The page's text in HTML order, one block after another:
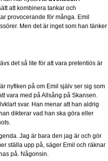
att kombinera tankar och
provocerande för många. Emil
Men det är inget som han tänker
det så lite för att vara pretentiös är
nyfiken på om Emil själv ser sig som
vara med på Allsång på Skansen.
svar. Han menar att han aldrig
dikterar vad han ska göra eller
Jag är bara den jag är och gör
ställa upp på, säger Emil och räknar
på. Någonsin.